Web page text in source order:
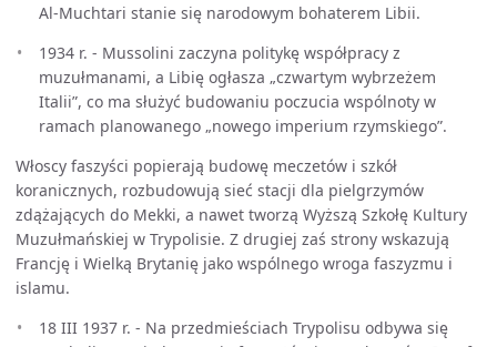
Al-Muchtari stanie się narodowym bohaterem Libii.
1934 r. - Mussolini zaczyna politykę współpracy z
muzułmanami, a Libię ogłasza „czwartym wybrzeżem
Italii”, co ma służyć budowaniu poczucia wspólnoty w
ramach planowanego „nowego imperium rzymskiego”.
Włoscy faszyści popierają budowę meczetów i szkół
koranicznych, rozbudowują sieć stacji dla pielgrzymów
zdążających do Mekki, a nawet tworzą Wyższą Szkołę Kultury
Muzułmańskiej w Trypolisie. Z drugiej zaś strony wskazują
Francję i Wielką Brytanię jako wspólnego wroga faszyzmu i
islamu.
18 III 1937 r. - Na przedmieściach Trypolisu odbywa się